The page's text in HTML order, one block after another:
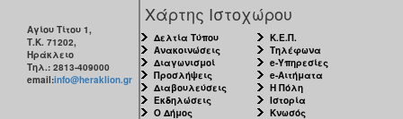
Αγίου Τίτου 1,
Τ.Κ. 71202,
Ηράκλειο
Τηλ.: 2813-409000
email:info@heraklion.gr
Χάρτης Ιστοχώρου
Δελτία Τύπου
Ανακοινώσεις
Διαγωνισμοί
Προσλήψεις
Διαβουλεύσεις
Εκδηλώσεις
Ο Δήμος
Κ.Ε.Π.
Τηλέφωνα
e-Υπηρεσίες
e-Αιτήματα
Η Πόλη
Ιστορία
Κνωσός